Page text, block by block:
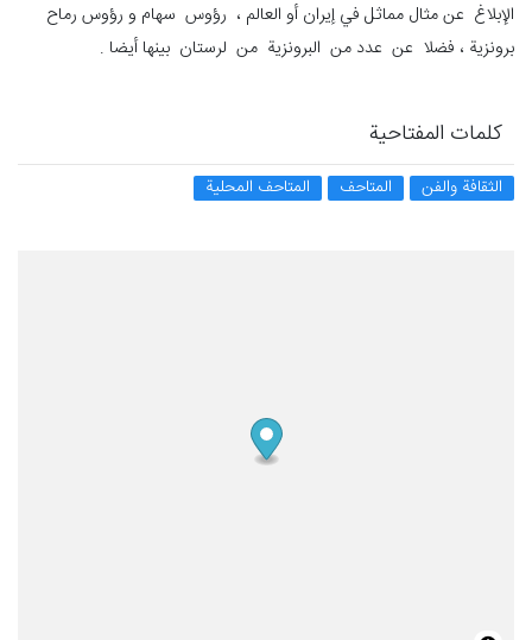
الإبلاغ عن مثال مماثل في إيران أو العالم ، رؤوس سهام و رؤوس رماح
برونزية ، فضلا عن عدد من البرونزية من لرستان بينها أيضا .
كلمات المفتاحية
الثقافة والفن المتاحف المتاحف المحلية